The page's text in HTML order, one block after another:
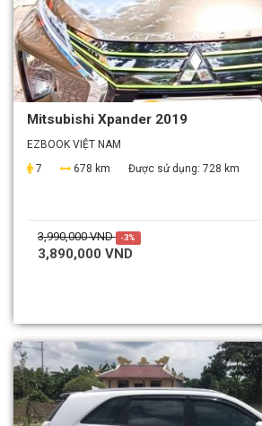
Mitsubishi Xpander 2019
EZBOOK VIỆT NAM
7
678 km Được sử dụng: 728 km
3,990,000 VND -3%
3,890,000 VND